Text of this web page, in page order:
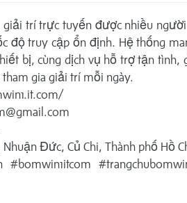
giải trí trực tuyến được nhiều
độ truy cập ổn định. Hệ thống
bị, cùng dịch vụ hỗ trợ tận tình,
gia giải trí mỗi ngày.
Đức, Củ Chi, Thành phố Hồ
#bomwin1itcom